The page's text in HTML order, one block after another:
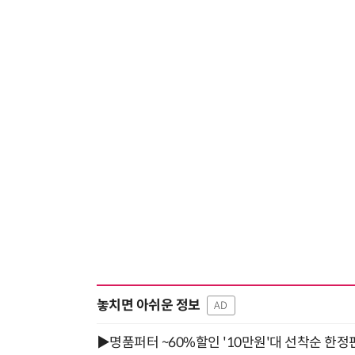
놓치면 아쉬운 정보 AD
▶명품퍼터 ~60%할인 '10만원'대 선착순 한정